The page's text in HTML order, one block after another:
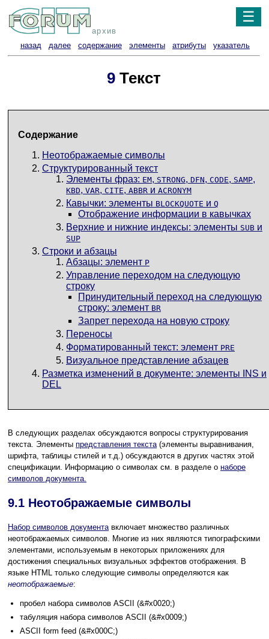
архив
☰
назад далее содержание элементы атрибуты указатель
9 Текст
Содержание
Неотображаемые символы
Структурированный текст
Элементы фраз: EM, STRONG, DFN, CODE, SAMP,
KBD, VAR, CITE, ABBR и ACRONYM
Кавычки: элементы BLOCKQUOTE и Q
Отображение информации в кавычках
Верхние и нижние индексы: элементы SUB и
SUP
Строки и абзацы
Абзацы: элемент P
Управление переходом на следующую
строку
Принудительный переход на следующую
строку: элемент BR
Запрет перехода на новую строку
Переносы
Форматированный текст: элемент PRE
Визуальное представление абзацев
Разметка изменений в документе: элементы INS и
DEL
В следующих разделах обсуждаются вопросы структурирования
текста. Элементы представления текста(элементы выравнивания,
шрифта, таблицы стилей и т.д.) обсуждаются в других частях этой
спецификации. Информацию о символах см. в разделе о наборе
символов документа.
9.1 Неотображаемые символы
Набор символов документа включает множество различных
неотображаемых символов. Многие из них являются типографскими
элементами, используемым в некоторых приложениях для
достижения специальных визуальных эффектов отображения. В
языке HTML только следующие символы определяются как
неотображаемые:
пробел набора символов ASCII (&#x0020;)
табуляция набора символов ASCII (&#x0009;)
ASCII form feed (&#x000C;)